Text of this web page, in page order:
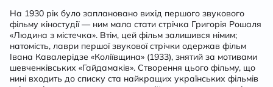
На 1930 рік було заплановано вихід першого звукового
фільму кіностудії — ним мала стати стрічка Григорія Рошаля
«Людина з містечка». Втім, цей фільм залишився німим;
натомість, лаври першої звукової стрічки одержав фільм
Івана Кавалерідзе «Коліївщина» (1933), знятий за мотивами
шевченківських «Гайдамаків». Створення цього фільму, що
нині входить до списку ста найкращих українських фільмів